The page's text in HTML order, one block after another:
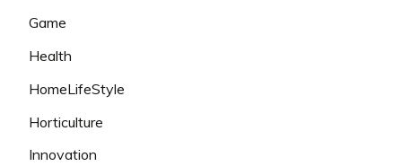
Game
Health
HomeLifeStyle
Horticulture
Innovation